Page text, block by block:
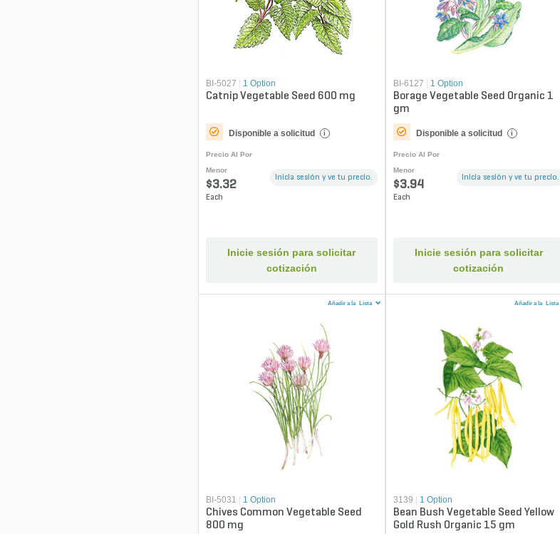
BI-5027 1 Option
Catnip Vegetable Seed 600 mg
Disponible a solicitud i
Precio Al Por
Menor
$3.32
Each
Inicia sesión y ve tu precio.
Inicie sesión para solicitar
cotización
BI-6127 1 Option
Borage Vegetable Seed Organic 1
gm
Disponible a solicitud i
Precio Al Por
Menor
$3.94
Each
Inicia sesión y ve tu precio.
Inicie sesión para solicitar
cotización
Añadir a la Lista
BI-5031 | 1 Option
Chives Common Vegetable Seed
800 mg
Añadir a la Lista
3139 | 1 Option
Bean Bush Vegetable Seed Yellow
Gold Rush Organic 15 gm